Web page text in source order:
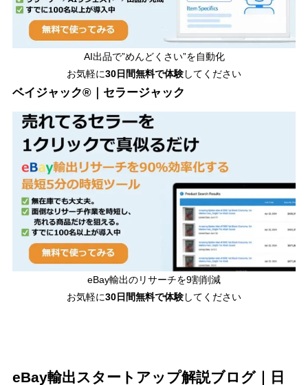
AI出品で”めんどくさい”を自動化
お気軽に30日間無料で体験してください
ベイジャック®｜セラージャック
eBay輸出のリサーチを9割削減
お気軽に30日間無料で体験してください
eBay輸出スタートアップ解説ブログ｜日